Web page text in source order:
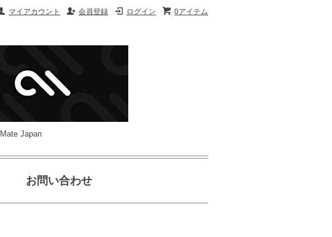
0アイテム
ログイン
会員登録
マイアカウント
Japan
お問い合わせ